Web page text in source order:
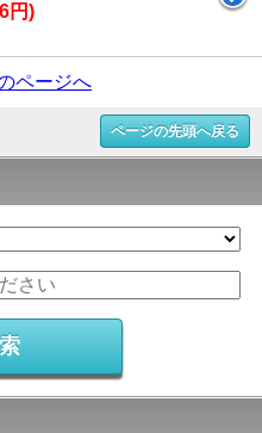
円)
ページへ
ページの先頭へ戻る